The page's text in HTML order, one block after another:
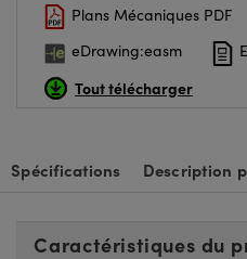
Plans Mécaniques PDF
eDrawing:easm
Tout télécharger
Spécifications Description
Caractéristiques du